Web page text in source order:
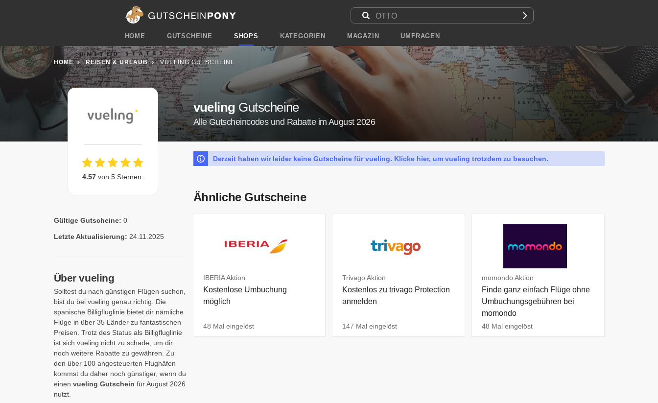
HOME GUTSCHEINE SHOPS KATEGORIEN MAGAZIN UMFRAGEN
HOME REISEN & URLAUB VUELING GUTSCHEINE
4.57von 5 Sternen.
vueling Gutscheine
Alle Gutscheincodes und Rabatte im August 2026
Derzeit haben wir leider keine Gutscheine für vueling. Klicke hier, um vueling trotzdem zu besuchen.
Gültige Gutscheine: 0
Letzte Aktualisierung: 24.11.2025
Über vueling
Solltest du nach günstigen Flügen suchen,
bist du bei vueling genau richtig. Die
spanische Billigfluglinie bietet dir nämliche
Flüge in über 35 Länder zu fantastischen
Preisen. Trotz des Status als Billigfluglinie
ist sich vueling nicht zu schade, um dir
noch weitere Rabatte zu gewähren. Zu
den über 100 angesteuerten Flughäfen
kommst du daher noch günstiger, wenn du
einen vueling Gutschein für August 2026
nutzt.
Ähnliche Gutscheine
IBERIA Aktion
Kostenlose Umbuchung
möglich
48 Mal eingelöst
Trivago Aktion
Kostenlos zu trivago Protection
anmelden
147 Mal eingelöst
momondo Aktion
Finde ganz einfach Flüge ohne
Umbuchungsgebühren bei
momondo
48 Mal eingelöst